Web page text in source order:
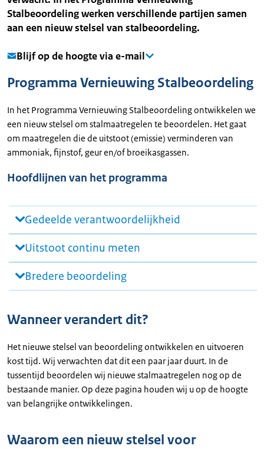
Stalbeoordeling werken verschillende partijen samen
aan een nieuw stelsel van stalbeoordeling.
Blijf op de hoogte via e-mail
Programma Vernieuwing Stalbeoordeling
In het Programma Vernieuwing Stalbeoordeling ontwikkelen we
een nieuw stelsel om stalmaatregelen te beoordelen. Het gaat
om maatregelen die de uitstoot (emissie) verminderen van
ammoniak, fijnstof, geur en/of broeikasgassen.
Hoofdlijnen van het programma
Gedeelde verantwoordelijkheid
Uitstoot continu meten
Bredere beoordeling
Wanneer verandert dit?
Het nieuwe stelsel van beoordeling ontwikkelen en uitvoeren
kost tijd. Wij verwachten dat dit een paar jaar duurt. In de
tussentijd beoordelen wij nieuwe stalmaatregelen nog op de
bestaande manier. Op deze pagina houden wij u op de hoogte
van belangrijke ontwikkelingen.
Waarom een nieuw stelsel voor